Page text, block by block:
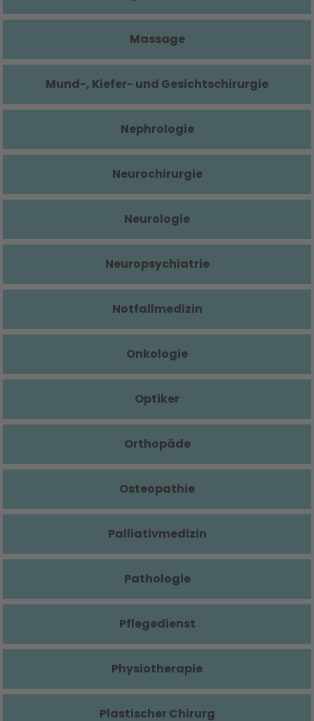
Massage
Mund-, Kiefer- und Gesichtschirurgie
Nephrologie
Neurochirurgie
Neurologie
Neuropsychiatrie
Notfallmedizin
Onkologie
Optiker
Orthopäde
Osteopathie
Palliativmedizin
Pathologie
Pflegedienst
Physiotherapie
Plastischer Chirurg